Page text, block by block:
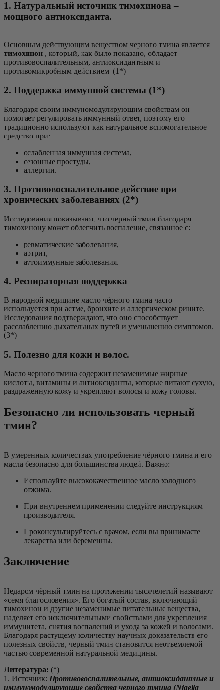
1. Натуральный источник тимохинона –
мощного антиоксиданта.
Основным действующим веществом черного тмина является
тимохинон , который, как было показано, обладает
противовоспалительным, антиоксидантным и
противомикробным действием. (1*)
2. Поддержка иммунной системы (1*)
Благодаря своим иммуномодулирующим свойствам он
помогает регулировать иммунный ответ, поэтому его
традиционно используют как натуральное вспомогательное
средство при:
ослабленная иммунная система,
сезонные простуды,
аллергии.
3. Противовоспалительное действие при
хронических заболеваниях (2*)
Исследования показывают, что черный тмин благодаря
тимохинону может облегчить воспаление, связанное с:
ревматические заболевания,
артрит,
аутоиммунные заболевания.
4. Респираторная поддержка
В народной медицине масло чёрного тмина часто
используется при астме, бронхите и аллергическом рините.
Исследования подтверждают, что оно способствует
расслаблению дыхательных путей и уменьшению симптомов.
(3*)
5. Полезно для кожи и волос.
Масло черного тмина содержит незаменимые жирные
кислоты, витамины и антиоксиданты, которые питают сухую,
раздраженную кожу и укрепляют волосы и кожу головы.
Безопасно ли использовать черный
тмин?
В умеренных количествах употребление чёрного тмина и его
масла безопасно для большинства людей. Важно:
Используйте высококачественное масло холодного
отжима.
При внутреннем применении следуйте инструкциям
производителя.
Проконсультируйтесь с врачом, если вы принимаете
лекарства или беременны.
Заключение
Недаром чёрный тмин на протяжении тысячелетий называют
«семя благословения». Его богатый состав, включающий
тимохинон и другие незаменимые питательные вещества,
наделяет его исключительными свойствами для укрепления
иммунитета, снятия воспалений и ухода за кожей и волосами.
Благодаря растущему количеству научных доказательств его
полезных свойств, черный тмин становится неотъемлемой
частью современной натуральной медицины.
Литература: (*)
1. Источник: Противовоспалительные, антиоксидантные и
иммуномодулирующие свойства черного тмина (Nigella